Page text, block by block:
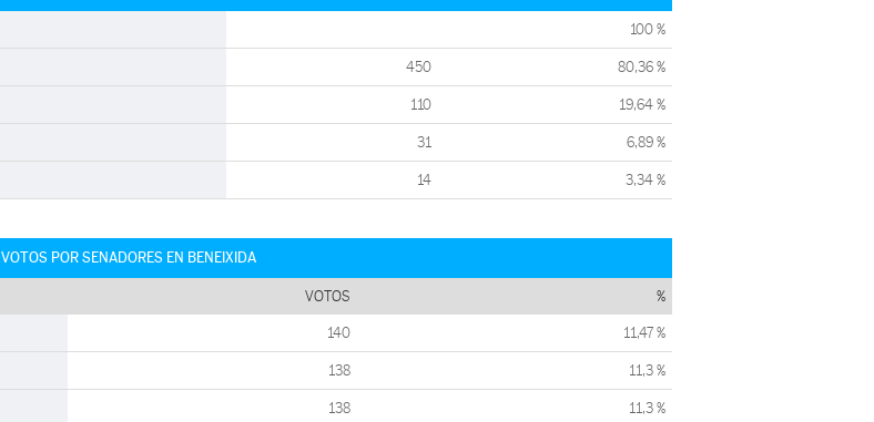
100 %
450 80,36 %
110 19,64 %
31 6,89 %
14 3,34 %
VOTOS POR SENADORES EN BENEIXIDA
VOTOS %
140 11,47 %
138 11,3 %
138 11,3 %